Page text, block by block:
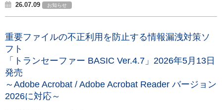
26.07.09 お知らせ
重要ファイルの不正利用を防止する情報漏洩対策ソ
フト
「トランセーファー BASIC Ver.4.7」2026年5月13日
発売
～Adobe Acrobat / Adobe Acrobat Reader バージョン
2026に対応～